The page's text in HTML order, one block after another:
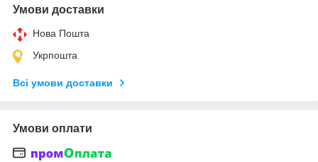
Умови доставки
Нова Пошта
Укрпошта
Всі умови доставки
Умови оплати